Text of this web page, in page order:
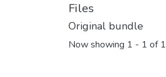
Files
Original bundle
Now showing 1 - 1 of 1